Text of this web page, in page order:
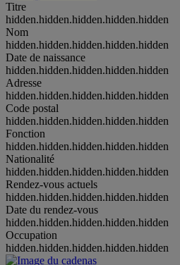
Titre
hidden.hidden.hidden.hidden.hidden
Nom
hidden.hidden.hidden.hidden.hidden
Date de naissance
hidden.hidden.hidden.hidden.hidden
Adresse
hidden.hidden.hidden.hidden.hidden
Code postal
hidden.hidden.hidden.hidden.hidden
Fonction
hidden.hidden.hidden.hidden.hidden
Nationalité
hidden.hidden.hidden.hidden.hidden
Rendez-vous actuels
hidden.hidden.hidden.hidden.hidden
Date du rendez-vous
hidden.hidden.hidden.hidden.hidden
Occupation
hidden.hidden.hidden.hidden.hidden